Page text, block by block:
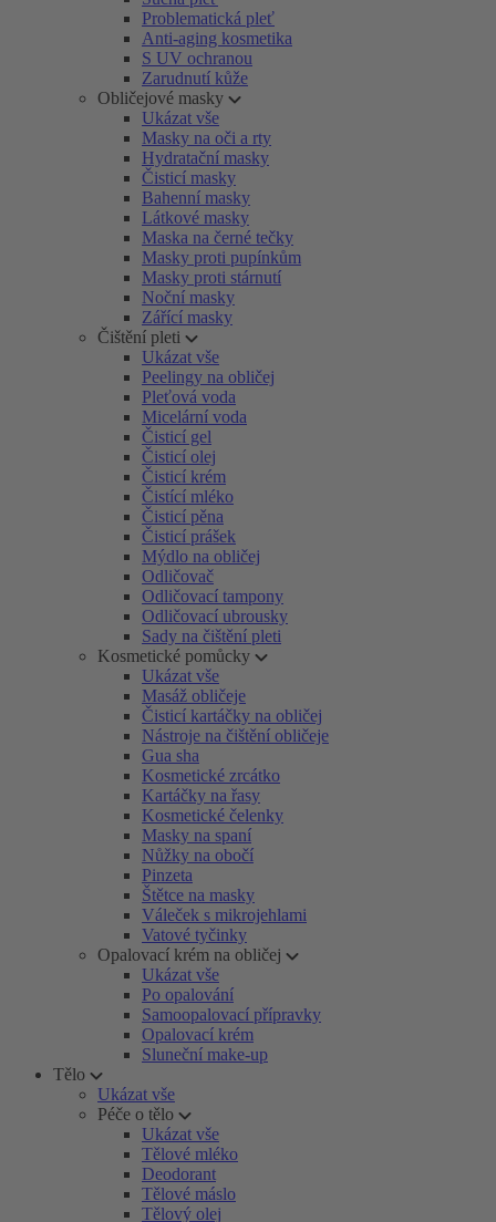
Problematická pleť
Anti-aging kosmetika
S UV ochranou
Zarudnutí kůže
Obličejové masky
Ukázat vše
Masky na oči a rty
Hydratační masky
Čisticí masky
Bahenní masky
Látkové masky
Maska na černé tečky
Masky proti pupínkům
Masky proti stárnutí
Noční masky
Zářící masky
Čištění pleti
Ukázat vše
Peelingy na obličej
Pleťová voda
Micelární voda
Čisticí gel
Čisticí olej
Čisticí krém
Čistící mléko
Čisticí pěna
Čisticí prášek
Mýdlo na obličej
Odličovač
Odličovací tampony
Odličovací ubrousky
Sady na čištění pleti
Kosmetické pomůcky
Ukázat vše
Masáž obličeje
Čisticí kartáčky na obličej
Nástroje na čištění obličeje
Gua sha
Kosmetické zrcátko
Kartáčky na řasy
Kosmetické čelenky
Masky na spaní
Nůžky na obočí
Pinzeta
Štětce na masky
Váleček s mikrojehlami
Vatové tyčinky
Opalovací krém na obličej
Ukázat vše
Po opalování
Samoopalovací přípravky
Opalovací krém
Sluneční make-up
Tělo
Ukázat vše
Péče o tělo
Ukázat vše
Tělové mléko
Deodorant
Tělové máslo
Tělový olej